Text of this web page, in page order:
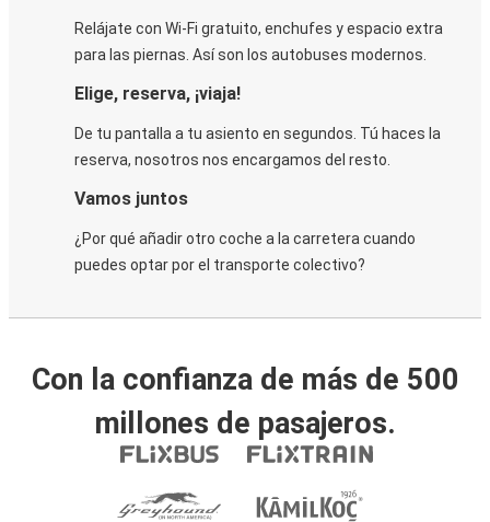
Relájate con Wi-Fi gratuito, enchufes y espacio extra
para las piernas. Así son los autobuses modernos.
Elige, reserva, ¡viaja!
De tu pantalla a tu asiento en segundos. Tú haces la
reserva, nosotros nos encargamos del resto.
Vamos juntos
¿Por qué añadir otro coche a la carretera cuando
puedes optar por el transporte colectivo?
Con la confianza de más de 500
millones de pasajeros.